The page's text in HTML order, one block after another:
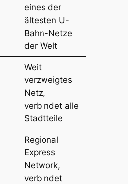
eines der
ältesten U-
Bahn-Netze
der Welt
Weit
verzweigtes
Netz,
verbindet alle
Stadtteile
Regional
Express
Network,
verbindet